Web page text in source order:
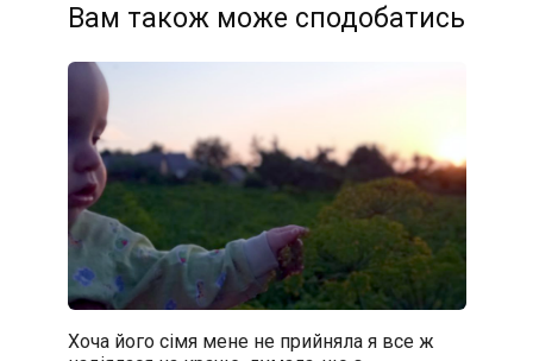
Вам також може сподобатись
Хоча його сімя мене не прийняла я все ж